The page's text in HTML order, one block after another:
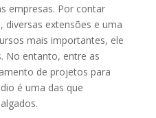
empresas. Por contar
diversas extensões e uma
mais importantes, ele
No entanto, entre as
de projetos para
é uma das que